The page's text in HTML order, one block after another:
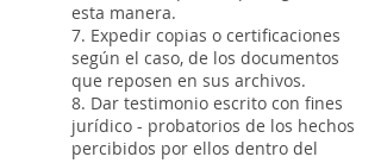
esta manera.
7. Expedir copias o certificaciones
según el caso, de los documentos
que reposen en sus archivos.
8. Dar testimonio escrito con fines
jurídico - probatorios de los hechos
percibidos por ellos dentro del